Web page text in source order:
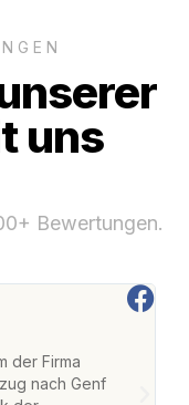
uns
Bewertungen.
der Firma
nach Genf